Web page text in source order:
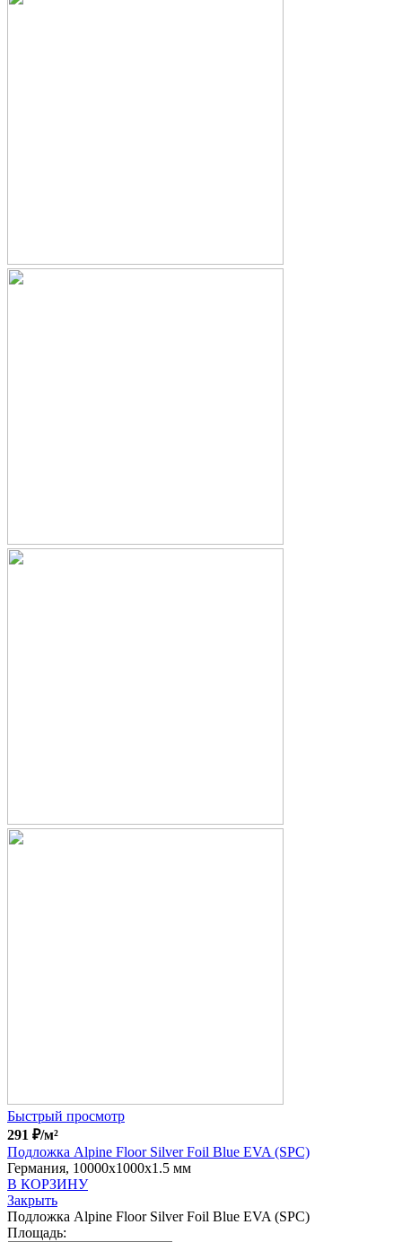
Быстрый просмотр
291 ₽/м²
Подложка Alpine Floor Silver Foil Blue EVA (SPC)
Германия, 10000x1000x1.5 мм
В КОРЗИНУ
Закрыть
Подложка Alpine Floor Silver Foil Blue EVA (SPC)
Площадь: